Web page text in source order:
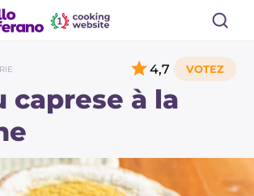
caprese à la
4,7